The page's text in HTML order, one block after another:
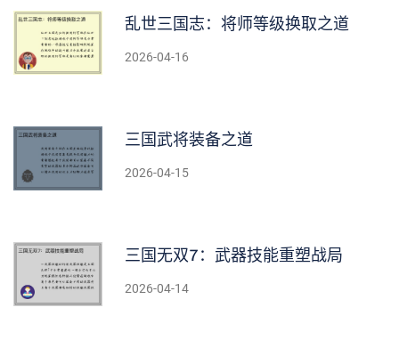
乱世三国志：将师等级换取之道
2026-04-16
三国武将装备之道
2026-04-15
三国无双7：武器技能重塑战局
2026-04-14